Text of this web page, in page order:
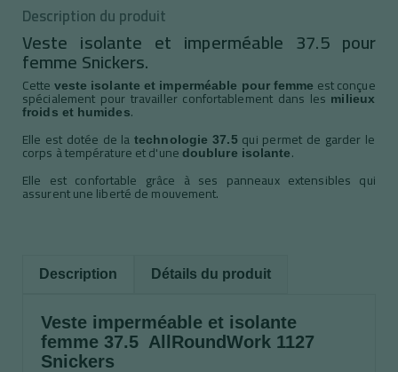
Description du produit
Veste isolante et imperméable 37.5 pour
femme Snickers.
Cette veste isolante et imperméable pour femme est conçue
spécialement pour travailler confortablement dans les milieux
froids et humides.
Elle est dotée de latechnologie 37.5 qui permet de garder le
corps à température et d'une doublure isolante.
Elle est confortable grâce à ses panneaux extensibles qui
assurent une liberté de mouvement.
Description Détails du produit
Veste imperméable et isolante
femme 37.5 AllRoundWork 1127
Snickers